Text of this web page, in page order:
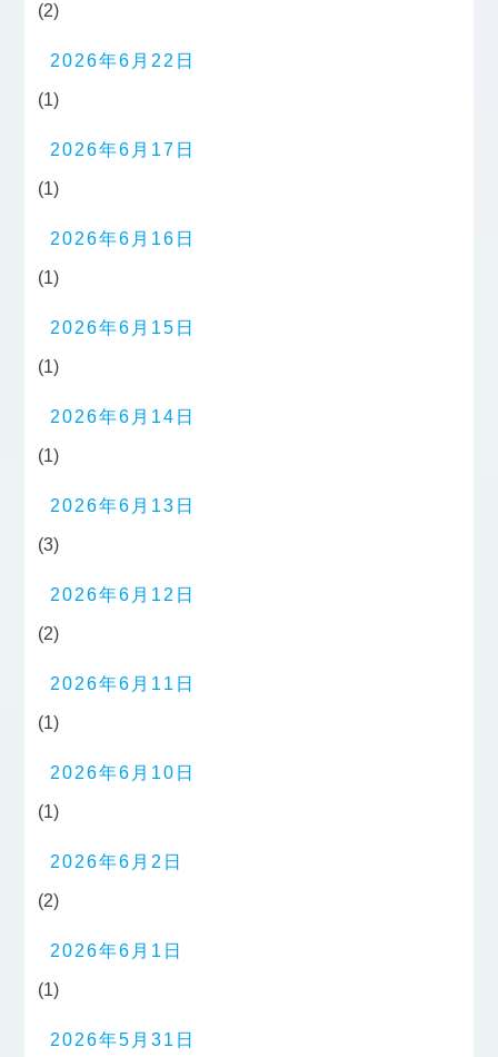
(2)
2026年6月22日
(1)
2026年6月17日
(1)
2026年6月16日
(1)
2026年6月15日
(1)
2026年6月14日
(1)
2026年6月13日
(3)
2026年6月12日
(2)
2026年6月11日
(1)
2026年6月10日
(1)
2026年6月2日
(2)
2026年6月1日
(1)
2026年5月31日